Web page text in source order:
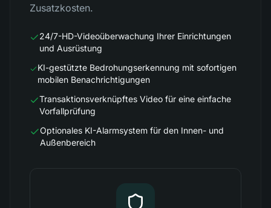
Zusatzkosten.
24/7-HD-Videoüberwachung Ihrer Einrichtungen
und Ausrüstung
KI-gestützte Bedrohungserkennung mit sofortigen
mobilen Benachrichtigungen
Transaktionsverknüpftes Video für eine einfache
Vorfallprüfung
Optionales KI-Alarmsystem für den Innen- und
Außenbereich